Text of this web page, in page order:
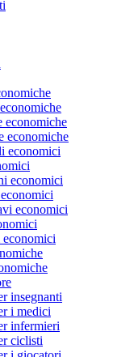
economiche
economiche
economici
economici
economici
insegnanti
i medici
infermieri
ciclisti